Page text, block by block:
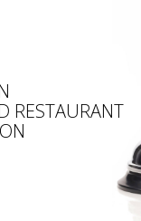
RESTAURANT